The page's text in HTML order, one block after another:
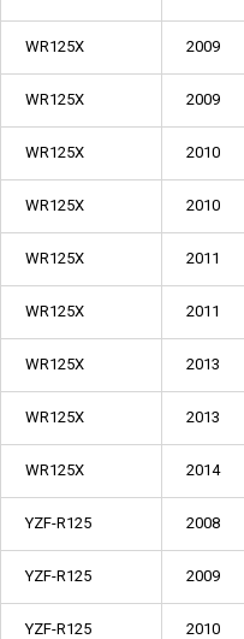
WR125X 2009
WR125X 2009
WR125X 2010
WR125X 2010
WR125X 2011
WR125X 2011
WR125X 2013
WR125X 2013
WR125X 2014
YZF-R125 2008
YZF-R125 2009
YZF-R125 2010